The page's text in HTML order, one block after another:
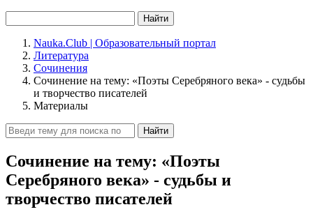
Найти
Nauka.Club | Образовательный портал
Литература
Сочинения
Сочинение на тему: «Поэты Серебряного века» - судьбы
и творчество писателей
Материалы
Найти
Сочинение на тему: «Поэты
Серебряного века» - судьбы и
творчество писателей